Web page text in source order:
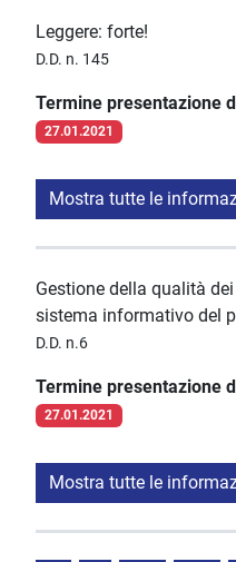
Leggere: forte!
D.D. n. 145
Termine presentazione
27.01.2021
Mostra tutte le
Gestione della qualità
sistema informativo del
D.D. n.6
Termine presentazione
27.01.2021
Mostra tutte le